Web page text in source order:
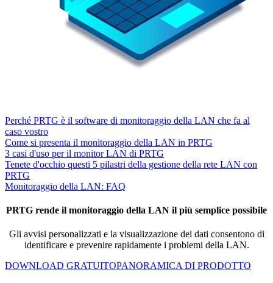
Perché PRTG è il software di monitoraggio della LAN che fa al
caso vostro
Come si presenta il monitoraggio della LAN in PRTG
3 casi d'uso per il monitor LAN di PRTG
Tenete d'occhio questi 5 pilastri della gestione della rete LAN con
PRTG
Monitoraggio della LAN: FAQ
PRTG rende il monitoraggio della LAN il più semplice possibile
Gli avvisi personalizzati e la visualizzazione dei dati consentono di
identificare e prevenire rapidamente i problemi della LAN.
DOWNLOAD GRATUITOPANORAMICA DI PRODOTTO